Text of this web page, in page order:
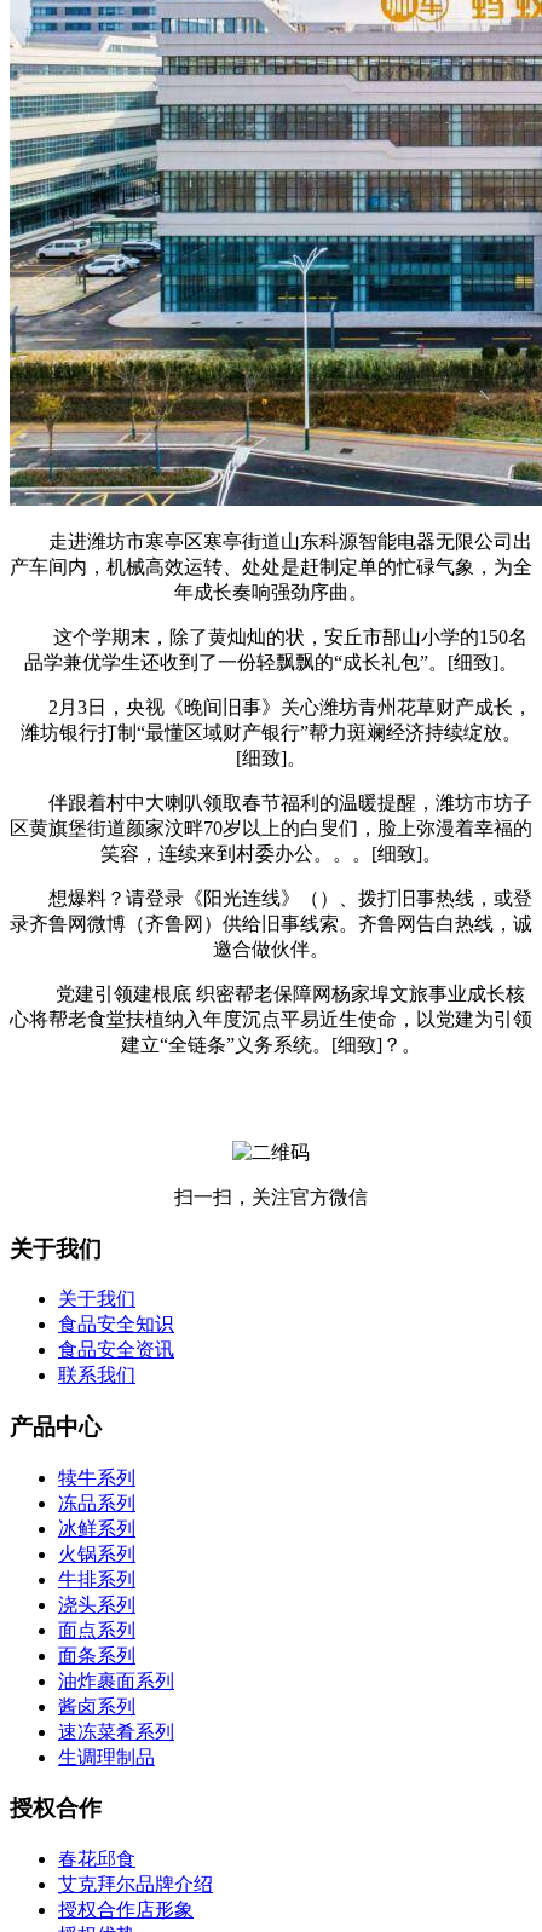
走进潍坊市寒亭区寒亭街道山东科源智能电器无限公司出
产车间内，机械高效运转、处处是赶制定单的忙碌气象，为全
年成长奏响强劲序曲。
这个学期末，除了黄灿灿的状，安丘市郚山小学的150名
品学兼优学生还收到了一份轻飘飘的“成长礼包”。[细致]。
2月3日，央视《晚间旧事》关心潍坊青州花草财产成长，
潍坊银行打制“最懂区域财产银行”帮力斑斓经济持续绽放。
[细致]。
伴跟着村中大喇叭领取春节福利的温暖提醒，潍坊市坊子
区黄旗堡街道颜家汶畔70岁以上的白叟们，脸上弥漫着幸福的
笑容，连续来到村委办公。。。[细致]。
想爆料？请登录《阳光连线》（）、拨打旧事热线，或登
录齐鲁网微博（齐鲁网）供给旧事线索。齐鲁网告白热线，诚
邀合做伙伴。
党建引领建根底 织密帮老保障网杨家埠文旅事业成长核
心将帮老食堂扶植纳入年度沉点平易近生使命，以党建为引领
建立“全链条”义务系统。[细致]？。
扫一扫，关注官方微信
关于我们
关于我们
食品安全知识
食品安全资讯
联系我们
产品中心
犊牛系列
冻品系列
冰鲜系列
火锅系列
牛排系列
浇头系列
面点系列
面条系列
油炸裹面系列
酱卤系列
速冻菜肴系列
生调理制品
授权合作
春花邱食
艾克拜尔品牌介绍
授权合作店形象